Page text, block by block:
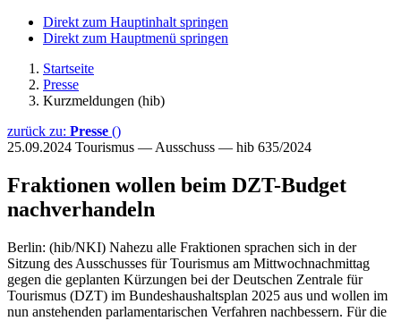
Direkt zum Hauptinhalt springen
Direkt zum Hauptmenü springen
Startseite
Presse
Kurzmeldungen (hib)
zurück zu: Presse ()
25.09.2024 Tourismus — Ausschuss — hib 635/2024
Fraktionen wollen beim DZT-Budget
nachverhandeln
Berlin: (hib/NKI) Nahezu alle Fraktionen sprachen sich in der
Sitzung des Ausschusses für Tourismus am Mittwochnachmittag
gegen die geplanten Kürzungen bei der Deutschen Zentrale für
Tourismus (DZT) im Bundeshaushaltsplan 2025 aus und wollen im
nun anstehenden parlamentarischen Verfahren nachbessern. Für die